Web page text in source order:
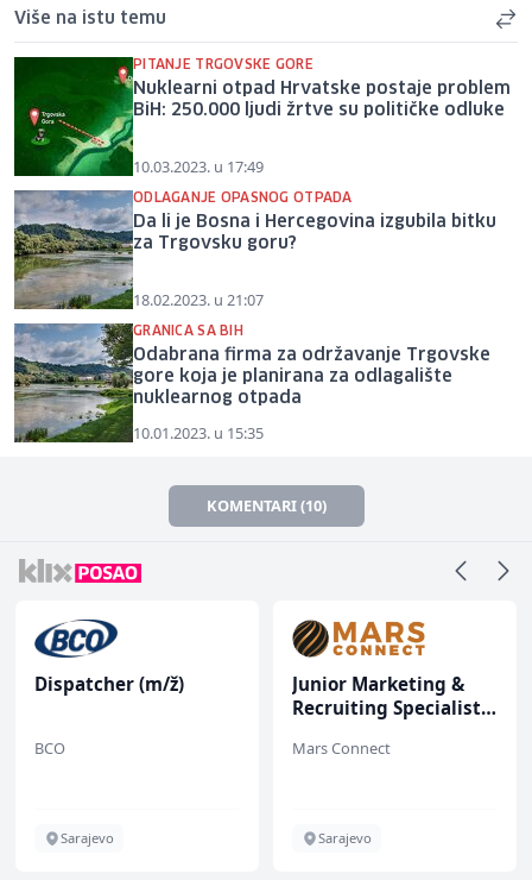
Više na istu temu
PITANJE TRGOVSKE GORE
Nuklearni otpad Hrvatske postaje problem
BiH: 250.000 ljudi žrtve su političke odluke
10.03.2023. u 17:49
ODLAGANJE OPASNOG OTPADA
Da li je Bosna i Hercegovina izgubila bitku
za Trgovsku goru?
18.02.2023. u 21:07
GRANICA SA BIH
Odabrana firma za održavanje Trgovske
gore koja je planirana za odlagalište
nuklearnog otpada
10.01.2023. u 15:35
KOMENTARI (10)
Dispatcher (m/ž)
BCO
Sarajevo
Junior Marketing &
Recruiting Specialist
Mars Connect
Sarajevo